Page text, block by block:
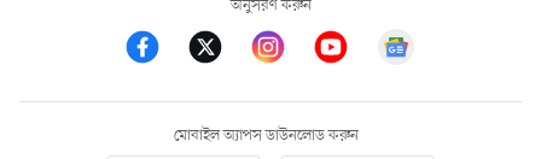
অনুসরণ করুন
মোবাইল অ্যাপস ডাউনলোড করুন